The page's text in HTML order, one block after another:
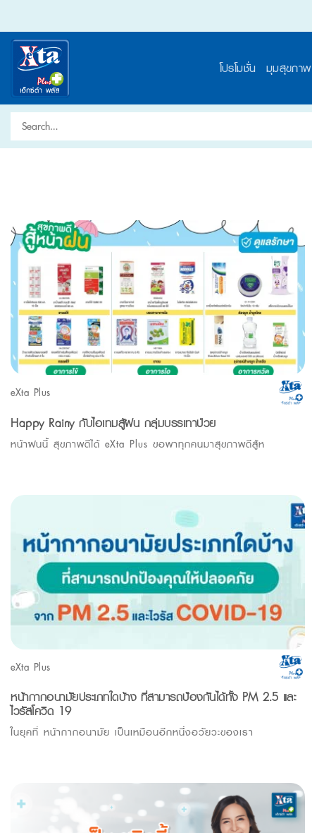
content
โปรโมชั่น มุมสุขภาพ
Search
for:
eXta Plus
Happy Rainy กับไอเทมสู้ฝน กลุ่มบรรเทาป่วย
หน้าฝนนี้ สุขภาพดีได้ eXta Plus ขอพาทุกคนมาสุขภาพดีสู้ห
eXta Plus
หน้ากากอนามัยประเภทใดบ้าง ที่สามารถป้องกันได้ทั้ง PM 2.5 และ
ไวรัสโควิด 19
ในยุคที่ หน้ากากอนามัย เป็นเหมือนอีกหนึี่่งอวัยวะของเรา